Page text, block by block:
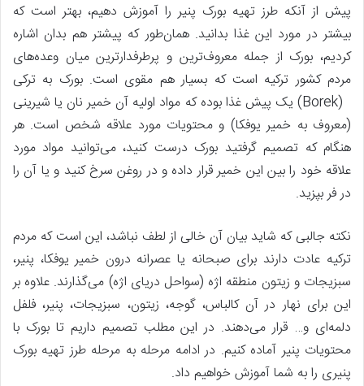
پیش از آنکه طرز تهیه بورک پنیر را آموزش دهیم، بهتر است که
بیشتر در مورد این غذا بدانید. همان‌طور که پیشتر هم بدان اشاره
کردیم، بورک از جمله معروف‌ترین و پرطرفدارترین میان وعده‌های
مردم کشور ترکیه است که بسیار هم مقوی است. بورک به ترکی
(Borek) یک پیش غذا بوده که مواد اولیه آن خمیر نان یا شیرینی
(معروف به خمیر یوفکا) و محتویات مورد علاقه شخص است. هر
هنگام که تصمیم گرفتید بورک درست کنید، می‌توانید مواد مورد
علاقه‌ خود را بین این خمیر قرار داده و در روغن سرخ کنید و یا آن را
در فر بپزید.
نکته جالبی که شاید بیان آن خالی از لطف نباشد، این است که مردم
ترکیه عادت دارند برای صبحانه یا عصرانه درون خمیر یوفکا، پنیر،
سبزیجات و زیتون منطقه اژه (سواحل دریای اژه) می‌گذارند. علاوه بر
این برای نهار در آن کالباس، گوجه، زیتون، سبزیجات، پنیر، فلفل
دلمه‌ای و… قرار می‌دهند. در این مطلب تصمیم داریم تا بورک با
محتویات پنیر آماده کنیم. در ادامه مرحله به مرحله طرز تهیه بورک
پنیری را به شما آموزش خواهیم داد.